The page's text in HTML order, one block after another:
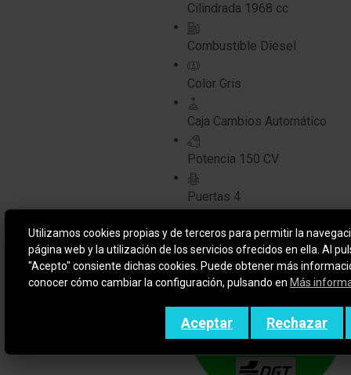
Cilindrada 1968 cc
Combustible Diesel
Color Gris
Caja Cambios Automático
Potencia 150 CV
Puertas 4
Etiqueta
Utilizamos cookies propias y de terceros para permitir la
página web y la utilización de los servicios ofrecidos en ella. Al
"Acepto" consiente dichas cookies. Puede obtener más
conocer cómo cambiar la configuración, pulsando en Más
Aceptar Rechazar